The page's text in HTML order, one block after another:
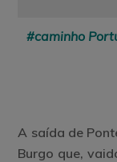
#caminho
A saída de
Burgo que,